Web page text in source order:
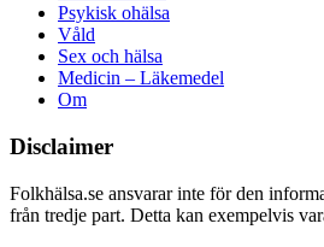
Psykisk ohälsa
Våld
Sex och hälsa
Medicin – Läkemedel
Om
Disclaimer
Folkhälsa.se ansvarar inte för den
från tredje part. Detta kan exempelvis